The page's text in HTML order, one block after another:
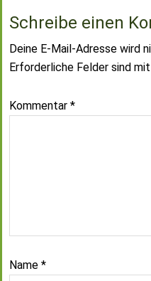
Schreibe einen
Deine E-Mail-Adresse wird
Erforderliche Felder sind mit
Kommentar *
Name *